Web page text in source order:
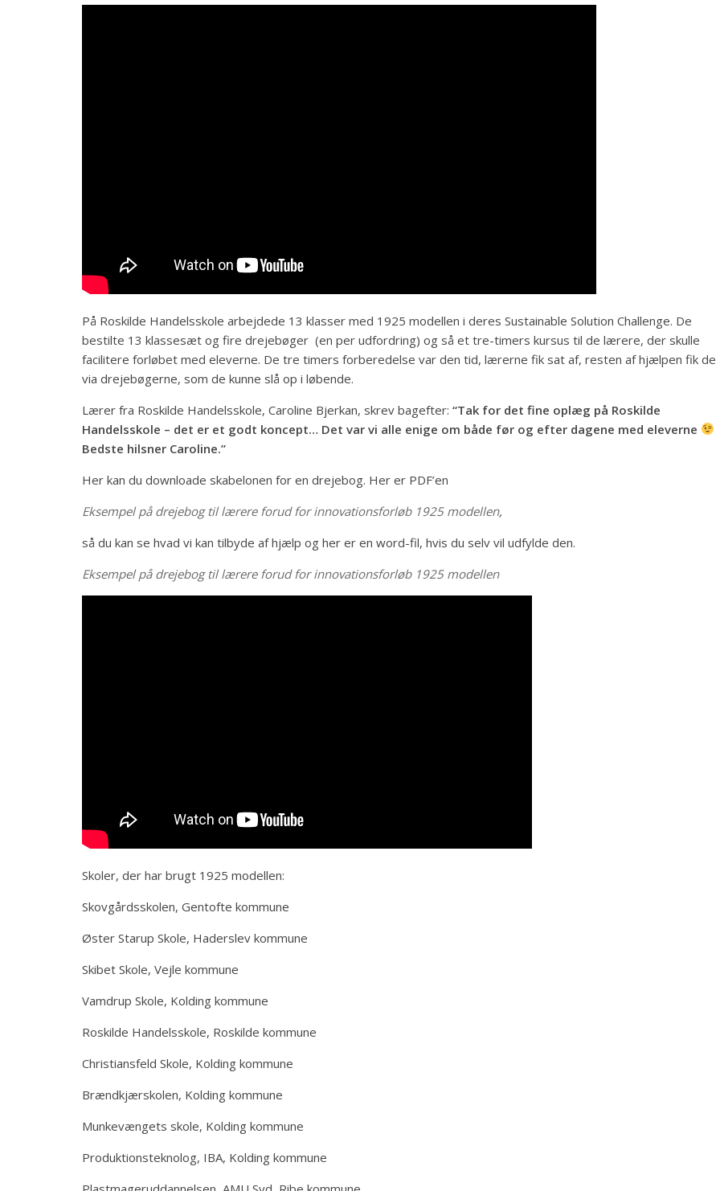
På Roskilde Handelsskole arbejdede 13 klasser med 1925 modellen i deres Sustainable Solution Challenge. De
bestilte 13 klassesæt og fire drejebøger (en per udfordring) og så et tre-timers kursus til de lærere, der skulle
facilitere forløbet med eleverne. De tre timers forberedelse var den tid, lærerne fik sat af, resten af hjælpen fik de
via drejebøgerne, som de kunne slå op i løbende.
Lærer fra Roskilde Handelsskole, Caroline Bjerkan, skrev bagefter: “Tak for det fine oplæg på Roskilde
Handelsskole – det er et godt koncept… Det var vi alle enige om både før og efter dagene med eleverne
Bedste hilsner Caroline.”
Her kan du downloade skabelonen for en drejebog. Her er PDF’en
Eksempel på drejebog til lærere forud for innovationsforløb 1925 modellen,
så du kan se hvad vi kan tilbyde af hjælp og her er en word-fil, hvis du selv vil udfylde den.
Eksempel på drejebog til lærere forud for innovationsforløb 1925 modellen
Skoler, der har brugt 1925 modellen:
Skovgårdsskolen, Gentofte kommune
Øster Starup Skole, Haderslev kommune
Skibet Skole, Vejle kommune
Vamdrup Skole, Kolding kommune
Roskilde Handelsskole, Roskilde kommune
Christiansfeld Skole, Kolding kommune
Brændkjærskolen, Kolding kommune
Munkevængets skole, Kolding kommune
Produktionsteknolog, IBA, Kolding kommune